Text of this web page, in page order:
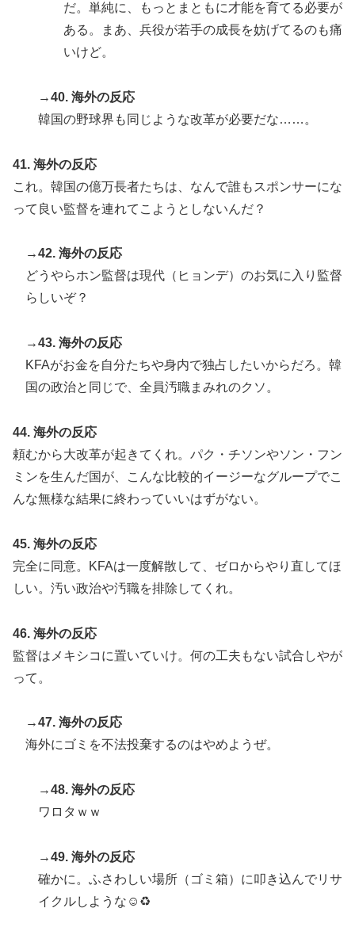
だ。単純に、もっとまともに才能を育てる必要が
ある。まあ、兵役が若手の成長を妨げてるのも痛
いけど。
→40. 海外の反応
韓国の野球界も同じような改革が必要だな……。
41. 海外の反応
これ。韓国の億万長者たちは、なんで誰もスポンサーにな
って良い監督を連れてこようとしないんだ？
→42. 海外の反応
どうやらホン監督は現代（ヒョンデ）のお気に入り監督
らしいぞ？
→43. 海外の反応
KFAがお金を自分たちや身内で独占したいからだろ。韓
国の政治と同じで、全員汚職まみれのクソ。
44. 海外の反応
頼むから大改革が起きてくれ。パク・チソンやソン・フン
ミンを生んだ国が、こんな比較的イージーなグループでこ
んな無様な結果に終わっていいはずがない。
45. 海外の反応
完全に同意。KFAは一度解散して、ゼロからやり直してほ
しい。汚い政治や汚職を排除してくれ。
46. 海外の反応
監督はメキシコに置いていけ。何の工夫もない試合しやが
って。
→47. 海外の反応
海外にゴミを不法投棄するのはやめようぜ。
→48. 海外の反応
ワロタｗｗ
→49. 海外の反応
確かに。ふさわしい場所（ゴミ箱）に叩き込んでリサ
イクルしような☺️♻️